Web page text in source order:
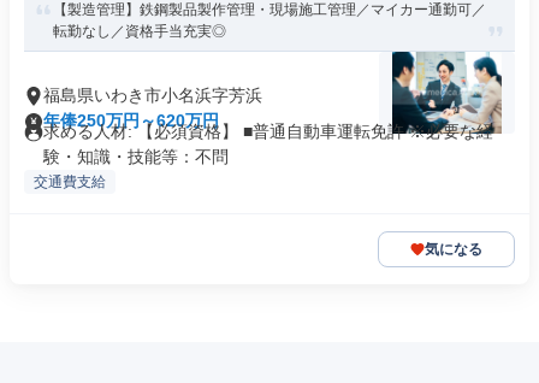
【製造管理】鉄鋼製品製作管理・現場施工管理／マイカー通勤可／
転勤なし／資格手当充実◎
福島県いわき市小名浜字芳浜
年俸250万円～620万円
求める人材: 【必須資格】 ■普通自動車運転免許 ※必要な経
験・知識・技能等：不問
交通費支給
気になる